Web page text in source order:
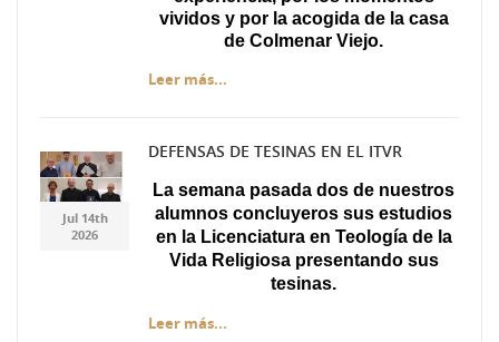
vividos y por la acogida de la casa
de Colmenar Viejo.
Leer más...
Diseño sin título.jpg
Diseño sin título.jpg
Jul 14th
2026
DEFENSAS DE TESINAS EN EL ITVR
La semana pasada dos de nuestros
alumnos concluyeros sus estudios
en la Licenciatura en Teología de la
Vida Religiosa presentando sus
tesinas.
Leer más...